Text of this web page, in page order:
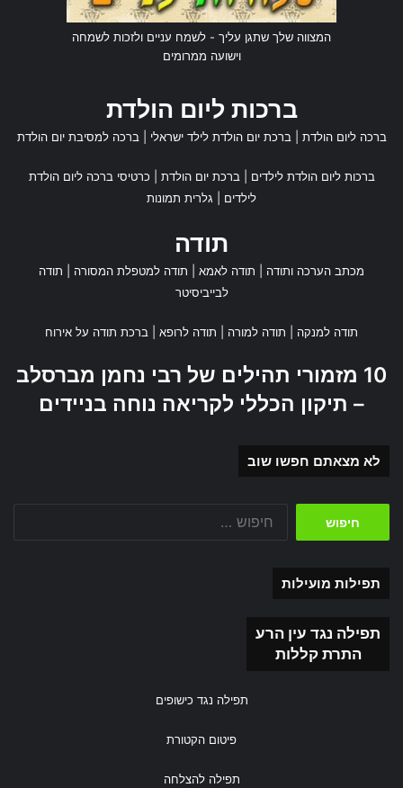
המצווה שלך שתגן עליך - לשמח עניים ולזכות לשמחה
וישועה ממרומים
ברכות ליום הולדת
ברכה ליום הולדת |ברכת יום הולדת לילד ישראלי |ברכה למסיבת יום הולדת
ברכות ליום הולדת לילדים |ברכת יום הולדת
כרטיסי ברכה ליום הולדת
לילדים
גלרית תמונות
תודה
מכתב הערכה ותודה תודה לאמא תודה למטפלת המסורה
תודה
לבייביסיטר
תודה למנקה תודה למורה תודה לרופא ברכת תודה על אירוח
10 מזמורי תהילים של רבי נחמן מברסלב
– תיקון הכללי לקריאה נוחה בניידים
לא מצאתם חפשו שוב
תפילות מועילות
תפילה נגד עין הרע
התרת קללות
תפילה נגד כישופים
פיטום הקטורת
תפילה להצלחה